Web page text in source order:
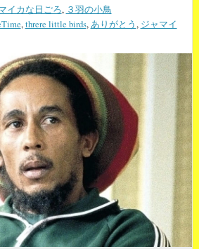
イカな日ごろ, ３羽の小鳥
,threre little birds,ありがとう, ジャマイ